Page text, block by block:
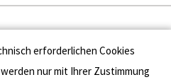
Presse
Kontakt
erforderlichen Cookies
nur mit Ihrer Zustimmung